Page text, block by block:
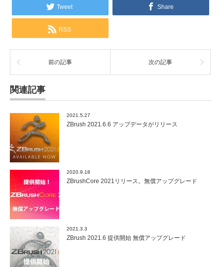
Tweet Share
RSS
前の記事 次の記事
関連記事
2021.5.27
ZBrush 2021.6.6 アップデータがリリース
2020.9.18
ZBrushCore 2021リリース。無償アップグレード
2021.3.3
ZBrush 2021.6 提供開始 無償アップグレード